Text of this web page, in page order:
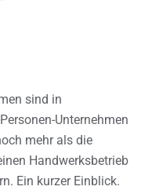
sind in
Unternehmen
mehr als die
Handwerksbetrieb
Ein kurzer Einblick.